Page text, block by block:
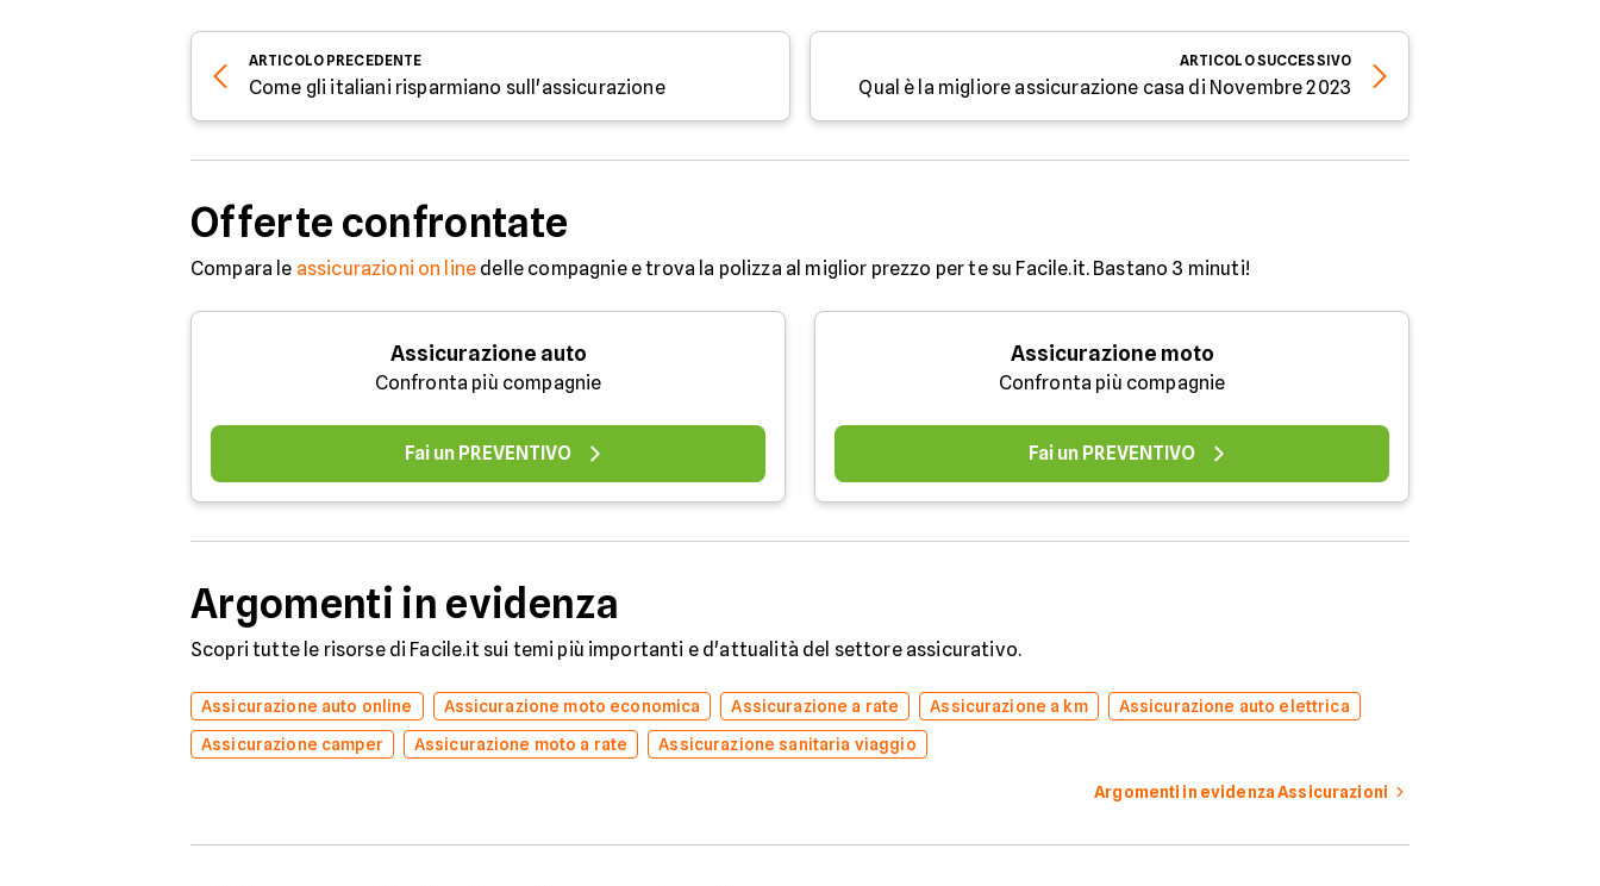
ARTICOLO PRECEDENTE
Come gli italiani risparmiano sull'assicurazione
ARTICOLOSUCCESSIVO
Qual è la migliore assicurazione casa di Novembre 2023
Offerte confrontate
Compara le assicurazioni on line delle compagnie e trova la polizza al miglior prezzo per te su Facile.it. Bastano 3 minuti!
Assicurazione auto
Confronta più compagnie
Fai un PREVENTIVO
Assicurazione moto
Confronta più compagnie
Fai un PREVENTIVO
Argomenti in evidenza
Scopri tutte le risorse di Facile.it sui temi più importanti e d'attualità del settore assicurativo.
Assicurazione auto online Assicurazione moto economica Assicurazione a rate Assicurazione a km
Assicurazione auto elettrica
Assicurazione camper
Assicurazione moto a rate Assicurazione sanitaria viaggio
Argomenti in evidenza Assicurazioni